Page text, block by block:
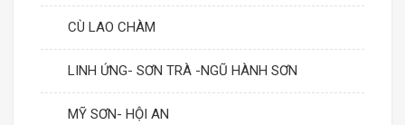
CÙ LAO CHÀM
LINH ỨNG- SƠN TRÀ -NGŨ HÀNH SƠN
MỸ SƠN- HỘI AN